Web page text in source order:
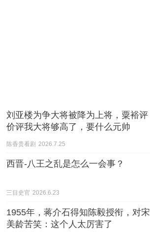
刘亚楼为争大将被降为上将，粟裕评
价评我大将够高了，要什么元帅
陈香贵看剧 2026.7.25
西晋-八王之乱是怎么一会事？
三目史官 2026.6.23
1955年，蒋介石得知陈毅授衔，对宋
美龄苦笑：这个人太厉害了